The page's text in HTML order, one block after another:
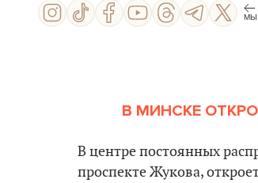
МЫ
В МИНСКЕ
В центре постоянных
проспекте Жукова,